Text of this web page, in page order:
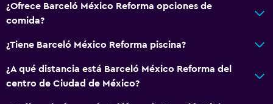
Áreas designadas para fumadores
Ducha adaptada para silla de ruedas
¿Ofrece Barceló México Reforma opciones de
comida?
¿Tiene Barceló México Reforma piscina?
¿A qué distancia está Barceló México Reforma del
centro de Ciudad de México?